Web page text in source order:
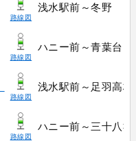
路線図
浅水駅前～冬野
路線図
ハニー前～青葉台
路線図
浅水駅前～足羽高校
路線図
ハニー前～三十八社